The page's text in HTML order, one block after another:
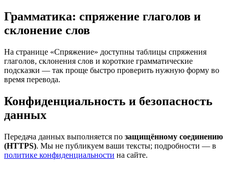
Грамматика: спряжение глаголов и
склонение слов
На странице «Спряжение» доступны таблицы спряжения
глаголов, склонения слов и короткие грамматические
подсказки — так проще быстро проверить нужную форму во
время перевода.
Конфиденциальность и безопасность
данных
Передача данных выполняется по защищённому соединению
(HTTPS). Мы не публикуем ваши тексты; подробности — в
политике конфиденциальности на сайте.